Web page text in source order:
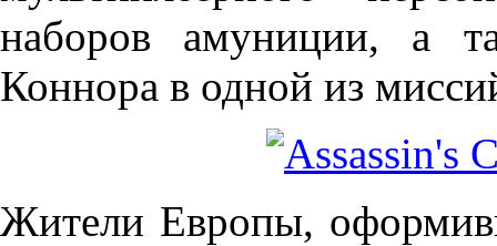
наборов амуниции, а
Коннора в одной из
Жители Европы,